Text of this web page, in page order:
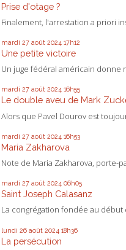
Prise d'otage ?
Finalement, l'arrestation a priori
mardi 27 août 2024 17h12
Une petite victoire
Un juge fédéral américain donne
mardi 27 août 2024 16h55
Le double aveu de Mark
Alors que Pavel Dourov est
mardi 27 août 2024 16h53
Maria Zakharova
Note de Maria Zakharova, porte-
mardi 27 août 2024 06h05
Saint Joseph Calasanz
La congrégation fondée au début
lundi 26 août 2024 18h36
La persécution